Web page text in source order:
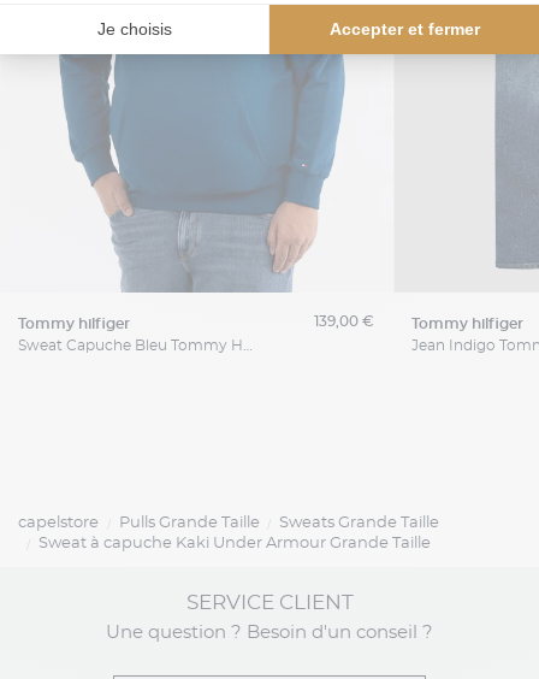
tommy hilfiger
Sweat Capuche Bleu Tommy Hilfiger Grande Taille
139,00 € tommy hilfiger
capelstore Pulls Grande Taille
Sweats Grande Taille
Sweat à capuche Kaki Under Armour Grande Taille
SERVICE CLIENT
Une question ? Besoin d'un conseil ?